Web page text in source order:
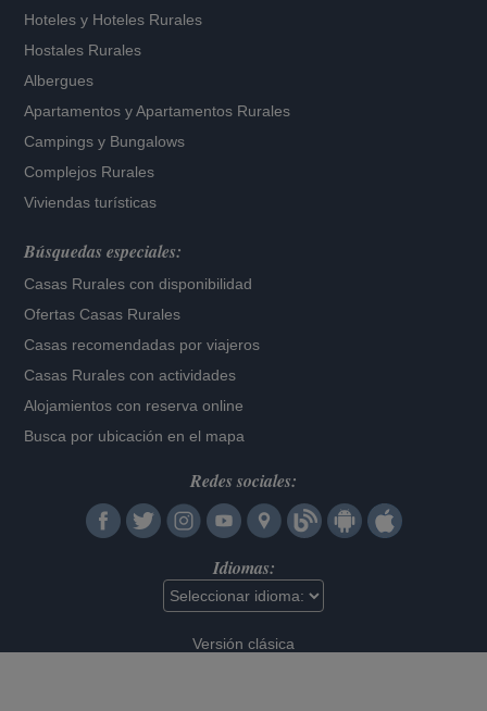
Hoteles y Hoteles Rurales
Hostales Rurales
Albergues
Apartamentos yApartamentos Rurales
Campings y Bungalows
Complejos Rurales
Viviendas turísticas
Búsquedas especiales:
Casas Rurales con disponibilidad
Ofertas Casas Rurales
Casas recomendadas por viajeros
Casas Rurales con actividades
Alojamientos con reserva online
Busca por ubicación en el mapa
Redes sociales:
Idiomas:
Versión clásica